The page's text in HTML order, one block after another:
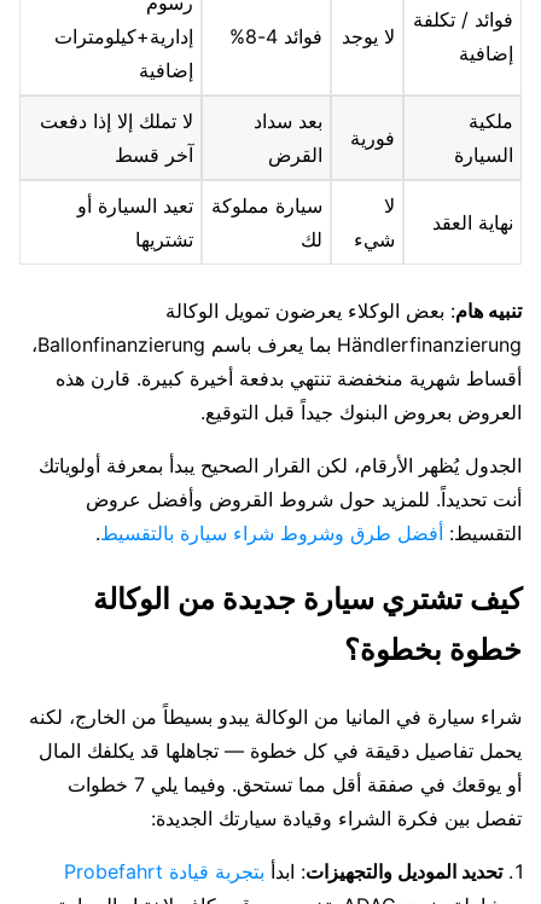
فوائد / تكلفة
إضافية
لا يوجد فوائد 4-8%
إدارية+كيلومترات
إضافية
ملكية
السيارة
فورية
بعد سداد
القرض
لا تملك إلا إذا دفعت
آخر قسط
نهاية العقد
لا
شيء
سيارة مملوكة
لك
تعيد السيارة أو
تشتريها
تنبيه هام: بعض الوكلاء يعرضون تمويل الوكالة
Händlerfinanzierung بما يعرف باسم Ballonfinanzierung،
أقساط شهرية منخفضة تنتهي بدفعة أخيرة كبيرة. قارن هذه
العروض بعروض البنوك جيداً قبل التوقيع.
الجدول يُظهر الأرقام، لكن القرار الصحيح يبدأ بمعرفة أولوياتك
أنت تحديداً. للمزيد حول شروط القروض وأفضل عروض
التقسيط: أفضل طرق وشروط شراء سيارة بالتقسيط.
كيف تشتري سيارة جديدة من الوكالة
خطوة بخطوة؟
شراء سيارة في المانيا من الوكالة يبدو بسيطاً من الخارج، لكنه
يحمل تفاصيل دقيقة في كل خطوة — تجاهلها قد يكلفك المال
أو يوقعك في صفقة أقل مما تستحق. وفيما يلي 7 خطوات
تفصل بين فكرة الشراء وقيادة سيارتك الجديدة:
تحديد الموديل والتجهيزات: ابدأ بتجربة قيادة Probefahrt